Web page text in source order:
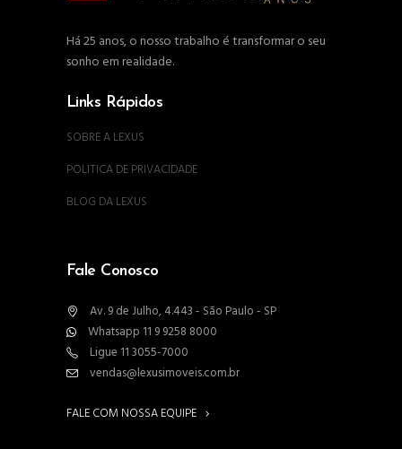
Há 25 anos, o nosso trabalho é transformar o seu
sonho em realidade.
Links Rápidos
SOBRE A LEXUS
POLITICA DE PRIVACIDADE
BLOG DA LEXUS
Fale Conosco
Av. 9 de Julho, 4.443 - São Paulo - SP
Whatsapp 11 9 9258 8000
Ligue 11 3055-7000
vendas@lexusimoveis.com.br
FALE COM NOSSA EQUIPE